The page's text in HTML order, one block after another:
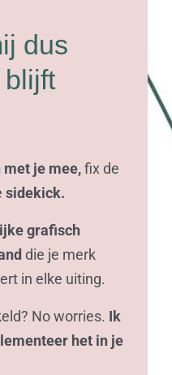
dus
blijft
met je mee,fix de
sidekick.
grafisch
die je merk
in elke uiting.
No worries. Ik
het in je